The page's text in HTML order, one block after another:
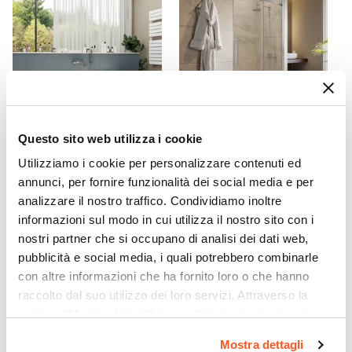
Questo sito web utilizza i cookie
Utilizziamo i cookie per personalizzare contenuti ed
annunci, per fornire funzionalità dei social media e per
analizzare il nostro traffico. Condividiamo inoltre
informazioni sul modo in cui utilizza il nostro sito con i
nostri partner che si occupano di analisi dei dati web,
pubblicità e social media, i quali potrebbero combinarle
con altre informazioni che ha fornito loro o che hanno
raccolto dal suo utilizzo dei loro servizi. Attraverso la
Mostra dettagli
Altezza
14,6 cm
Sezione Base
Ø 4,5 cm
Materiale
Installazione
Monoforo
Attacchi
G3/8"
Scarico
Per piletta Click-Clack
Flessibili Di Collegamento
Vasca da bagno reversibile
170 x 70 cm in acrilico 3 lati -
Zelta
€ 412,99
scorrevole vetro anticalcare
trasparente e profilo cromo
200h - Lucy
€ 275,00